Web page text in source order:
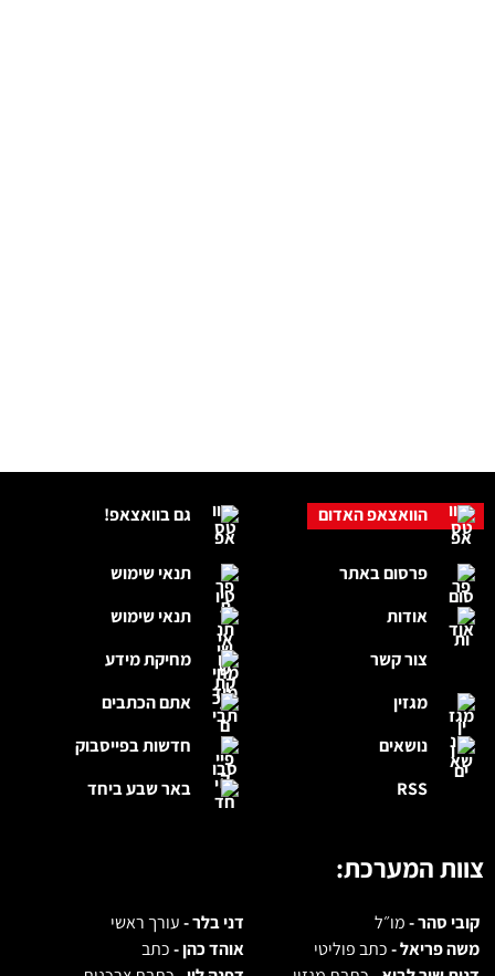
גם בוואצאפ!
תנאי שימוש
תנאי שימוש
מחיקת מידע
אתם הכתבים
חדשות בפייסבוק
באר שבע ביחד
הוואצאפ האדום
פרסום באתר
אודות
צור קשר
מגזין
נושאים
RSS
צוות המערכת:
קובי סהר -מו״ל דני בלר -עורך ראשי
משה פריאל -כתב פוליטי אוהד כהן -כתב